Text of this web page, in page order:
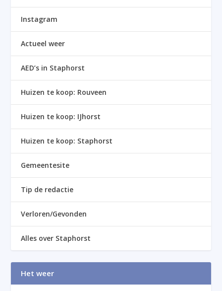
Instagram
Actueel weer
AED’s in Staphorst
Huizen te koop: Rouveen
Huizen te koop: IJhorst
Huizen te koop: Staphorst
Gemeentesite
Tip de redactie
Verloren/Gevonden
Alles over Staphorst
Het weer